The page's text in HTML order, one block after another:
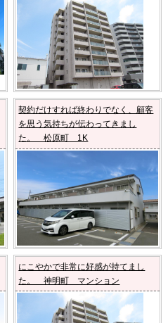
契約だけすれば終わりでなく、顧客
を思う気持ちが伝わってきまし
た。 松原町 1K
にこやかで非常に好感が持てまし
た。 神明町 マンション